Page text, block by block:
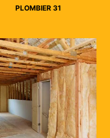
PLOMBIER 31